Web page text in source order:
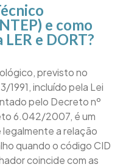
e como
e DORT?
previsto no
1991, incluído pela Lei
pelo Decreto nº
6.042/2007, é um
a relação
quando o código CID
coincide com as